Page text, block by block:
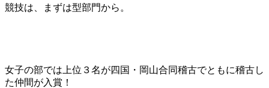
競技は、まずは型部門から。
女子の部では上位３名が四国・岡山合同稽古でともに稽古し
た仲間が入賞！